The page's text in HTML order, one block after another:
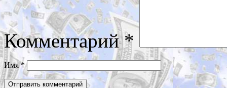
Комментарий*
Имя*